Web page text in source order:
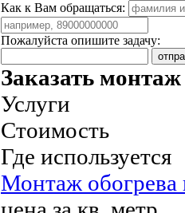
Как к Вам обращаться:
Пожалуйста опишите задачу:
Заказать
Услуги
Стоимость
Где используется
Монтаж обогрева